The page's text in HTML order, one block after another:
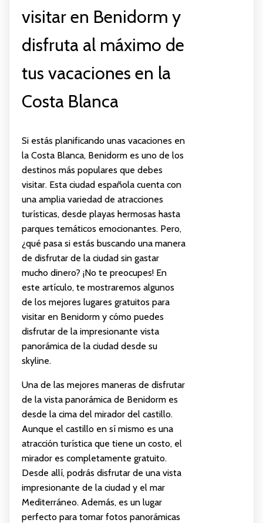
visitar en Benidorm y
disfruta al máximo de
tus vacaciones en la
Costa Blanca
Si estás planificando unas vacaciones en
la Costa Blanca, Benidorm es uno de los
destinos más populares que debes
visitar. Esta ciudad española cuenta con
una amplia variedad de atracciones
turísticas, desde playas hermosas hasta
parques temáticos emocionantes. Pero,
¿qué pasa si estás buscando una manera
de disfrutar de la ciudad sin gastar
mucho dinero? ¡No te preocupes! En
este artículo, te mostraremos algunos
de los mejores lugares gratuitos para
visitar en Benidorm y cómo puedes
disfrutar de la impresionante vista
panorámica de la ciudad desde su
skyline.
Una de las mejores maneras de disfrutar
de la vista panorámica de Benidorm es
desde la cima del mirador del castillo.
Aunque el castillo en sí mismo es una
atracción turística que tiene un costo, el
mirador es completamente gratuito.
Desde allí, podrás disfrutar de una vista
impresionante de la ciudad y el mar
Mediterráneo. Además, es un lugar
perfecto para tomar fotos panorámicas